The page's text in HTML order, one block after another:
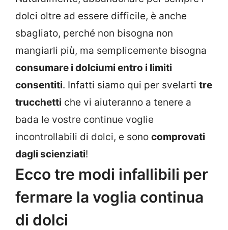
dolci oltre ad essere difficile, è anche
sbagliato, perché non bisogna non
mangiarli più, ma semplicemente bisogna
consumare i dolciumi entro i limiti
consentiti. Infatti siamo qui per svelarti tre
trucchetti che vi aiuteranno a tenere a
bada le vostre continue voglie
incontrollabili di dolci, e sono comprovati
dagli scienziati!
Ecco tre modi infallibili per
fermare la voglia continua
di dolci